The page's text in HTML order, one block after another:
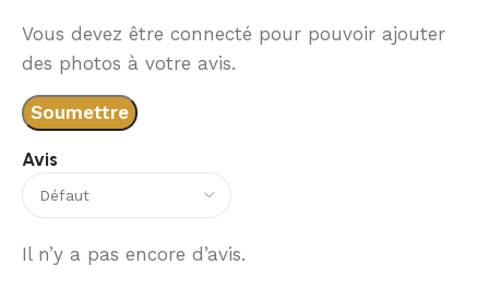
Avis
Il n’y a pas encore d’avis.
Vous devez être connecté pour pouvoir ajouter
des photos à votre avis.